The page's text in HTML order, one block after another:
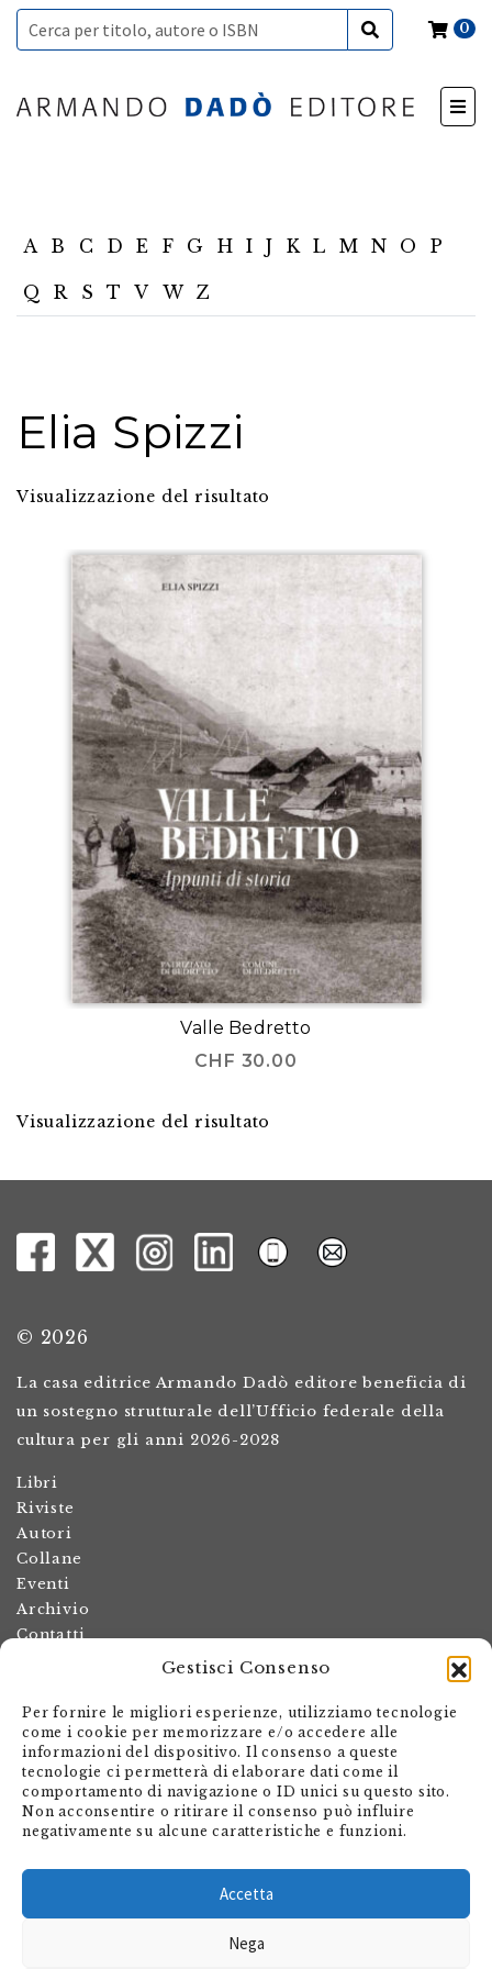
Gestisci Consenso
Per fornire le migliori esperienze, utilizziamo tecnologie
come i cookie per memorizzare e/o accedere alle
informazioni del dispositivo. Il consenso a queste
tecnologie ci permetterà di elaborare dati come il
comportamento di navigazione o ID unici su questo sito.
Non acconsentire o ritirare il consenso può influire
negativamente su alcune caratteristiche e funzioni.
Accetta
Nega
0
A B C D E F G H I J K L M N O P
Q R S T V W Z
Elia Spizzi
Visualizzazione del risultato
Valle Bedretto
CHF 30.00
Visualizzazione del risultato
© 2026
La casa editrice Armando Dadò editore beneficia di
un sostegno strutturale dell’Ufficio federale della
cultura per gli anni 2026-2028
Libri
Riviste
Autori
Collane
Eventi
Archivio
Contatti
Termini e condizioni
Spese di spedizione
Politica dei resi
Informativa sulla privacy
Il mio account
Carrello
Via Giovanni Antonio Orelli 29
Casella postale 563